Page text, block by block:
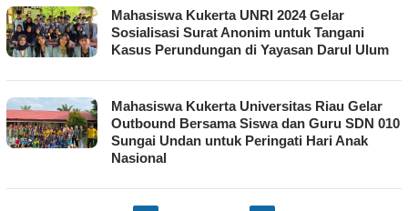
Mahasiswa Kukerta UNRI 2024 Gelar
Sosialisasi Surat Anonim untuk Tangani
Kasus Perundungan di Yayasan Darul Ulum
Mahasiswa Kukerta Universitas Riau Gelar
Outbound Bersama Siswa dan Guru SDN 010
Sungai Undan untuk Peringati Hari Anak
Nasional